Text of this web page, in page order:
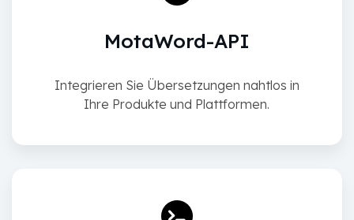
MotaWord-API
Integrieren Sie Übersetzungen nahtlos in
Ihre Produkte und Plattformen.